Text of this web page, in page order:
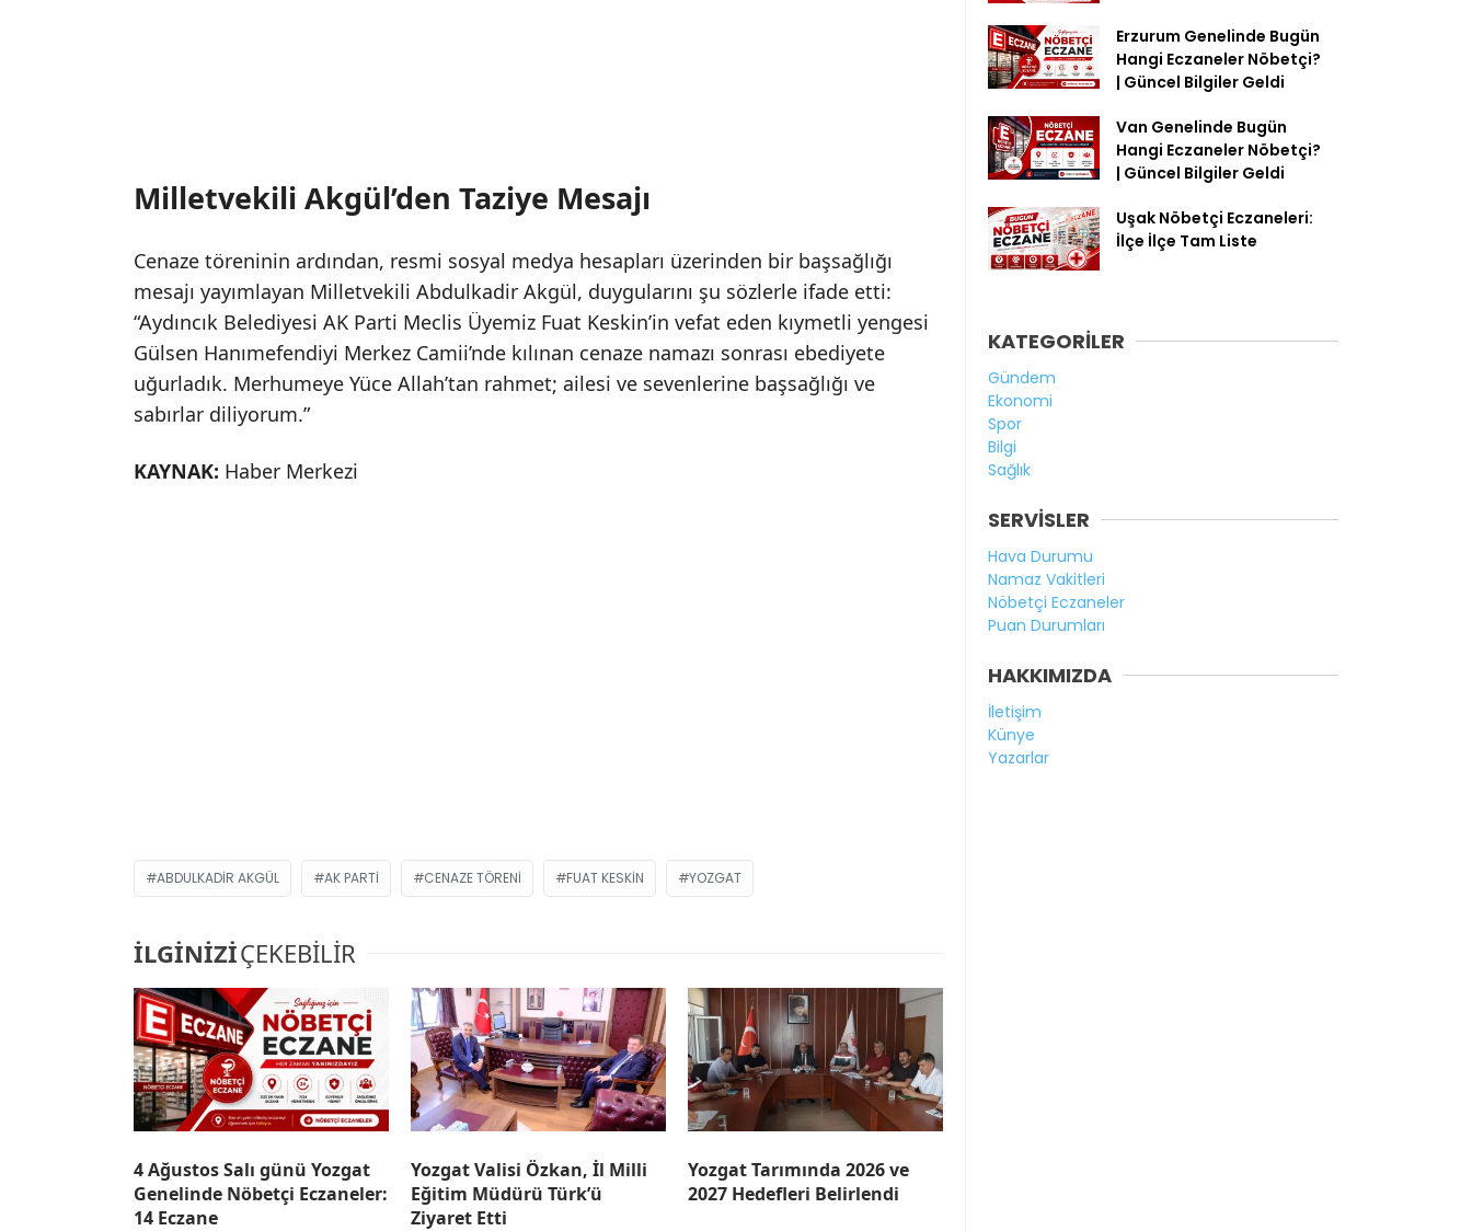
Milletvekili Akgül’den Taziye Mesajı
Cenaze töreninin ardından, resmi sosyal medya hesapları üzerinden bir başsağlığı
mesajı yayımlayan Milletvekili Abdulkadir Akgül, duygularını şu sözlerle ifade etti:
“Aydıncık Belediyesi AK Parti Meclis Üyemiz Fuat Keskin’in vefat eden kıymetli yengesi
Gülsen Hanımefendiyi Merkez Camii’nde kılınan cenaze namazı sonrası ebediyete
uğurladık. Merhumeye Yüce Allah’tan rahmet; ailesi ve sevenlerine başsağlığı ve
sabırlar diliyorum.”
KAYNAK: Haber Merkezi
ABDULKADIR AKGÜL AK PARTI CENAZE TÖRENI FUAT KESKIN YOZGAT
İLGİNİZİÇEKEBİLİR
4 Ağustos Salı günü Yozgat
Genelinde Nöbetçi Eczaneler:
14 Eczane
Yozgat Valisi Özkan, İl Milli
Eğitim Müdürü Türk’ü
Ziyaret Etti
Yozgat Tarımında 2026 ve
2027 Hedefleri Belirlendi
Erzurum Genelinde Bugün
Hangi Eczaneler Nöbetçi?
| Güncel Bilgiler Geldi
Van Genelinde Bugün
Hangi Eczaneler Nöbetçi?
| Güncel Bilgiler Geldi
Uşak Nöbetçi Eczaneleri:
İlçe İlçe Tam Liste
KATEGORİLER
Gündem
Ekonomi
Spor
Bilgi
Sağlık
SERVİSLER
Hava Durumu
Namaz Vakitleri
Nöbetçi Eczaneler
Puan Durumları
HAKKIMIZDA
İletişim
Künye
Yazarlar